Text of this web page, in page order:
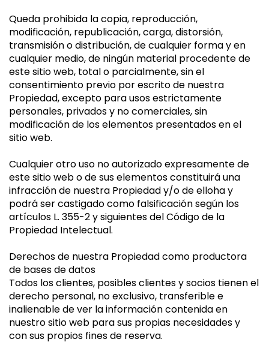
Queda prohibida la copia, reproducción,
modificación, republicación, carga, distorsión,
transmisión o distribución, de cualquier forma y en
cualquier medio, de ningún material procedente de
este sitio web, total o parcialmente, sin el
consentimiento previo por escrito de nuestra
Propiedad, excepto para usos estrictamente
personales, privados y no comerciales, sin
modificación de los elementos presentados en el
sitio web.
Cualquier otro uso no autorizado expresamente de
este sitio web o de sus elementos constituirá una
infracción de nuestra Propiedad y/o de elloha y
podrá ser castigado como falsificación según los
artículos L. 355-2 y siguientes del Código de la
Propiedad Intelectual.
Derechos de nuestra Propiedad como productora
de bases de datos
Todos los clientes, posibles clientes y socios tienen el
derecho personal, no exclusivo, transferible e
inalienable de ver la información contenida en
nuestro sitio web para sus propias necesidades y
con sus propios fines de reserva.